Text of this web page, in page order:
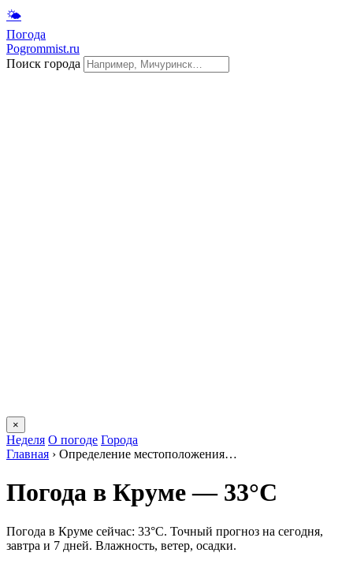
🌤
Погода
Pogrommist.ru
Поиск города
×
Неделя О погоде Города
Главная › Определение местоположения…
Погода в Круме — 33°C
Погода в Круме сейчас: 33°C. Точный прогноз на сегодня,
завтра и 7 дней. Влажность, ветер, осадки.